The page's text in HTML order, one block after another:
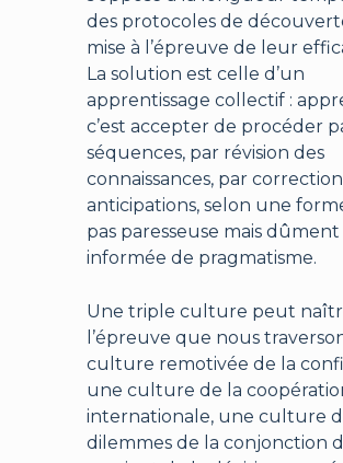
des protocoles de
mise à l’épreuve de leur
La solution est celle d’un
apprentissage collectif :
c’est accepter de procéder
séquences, par révision des
connaissances, par
anticipations, selon une
pas paresseuse mais dûment
informée de pragmatisme.
Une triple culture peut
l’épreuve que nous
culture remotivée de la
une culture de la
internationale, une culture
dilemmes de la conjonction